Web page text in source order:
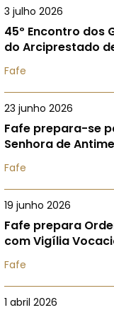
3 julho 2026
45º Encontro dos
do Arciprestado
Fafe
23 junho 2026
Fafe prepara-se
Senhora de Antime
Fafe
19 junho 2026
Fafe prepara
com Vigília
Fafe
1 abril 2026